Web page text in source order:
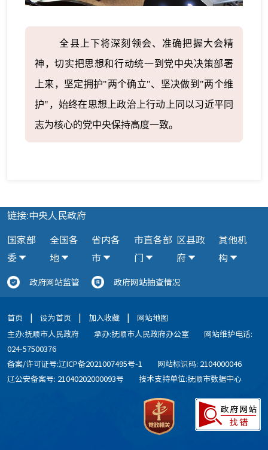
全县上下将深刻领会、准确把握大会精
神，切实把思想和行动统一到党中央决策部署
上来，坚定拥护"两个确立"、坚决做到"两个维
护"，始终在思想上政治上行动上同以习近平同
志为核心的党中央保持高度一致。
链接:中央人民政府
国家部
委
全国各
地
省内各
市
市直各部
门
区县政
府
其他机
构
政府网站监管 政府网站抽查情况
首页 | 设为首页 | 加入收藏 |
网站地图
主办:抚顺市人民政府
承办:抚顺市人民政府办公室
网站维护电话:
024-57500376
备案/许可证号:辽ICP备2021007495号-1
网站标识码: 2104000046
辽公安备案号: 21040202000093号
技术支持单位:抚顺市数据中心